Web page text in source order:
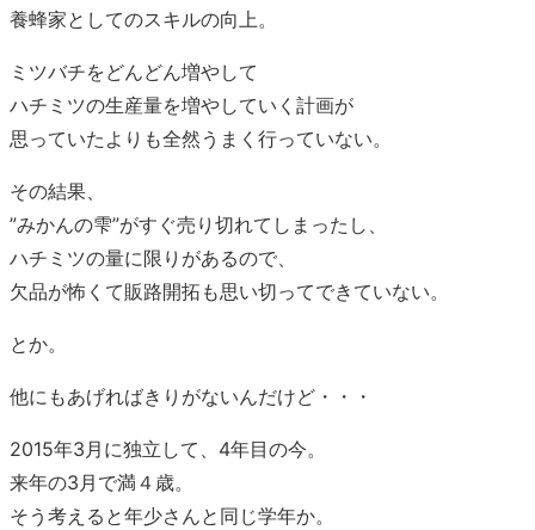
養蜂家としてのスキルの向上。
ミツバチをどんどん増やして
ハチミツの生産量を増やしていく計画が
思っていたよりも全然うまく行っていない。
その結果、
”みかんの雫”がすぐ売り切れてしまったし、
ハチミツの量に限りがあるので、
欠品が怖くて販路開拓も思い切ってできていない。
とか。
他にもあげればきりがないんだけど・・・
2015年3月に独立して、4年目の今。
来年の3月で満４歳。
そう考えると年少さんと同じ学年か。